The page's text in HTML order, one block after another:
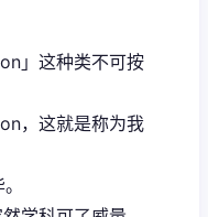
」这种类不可按
，这就是称为我